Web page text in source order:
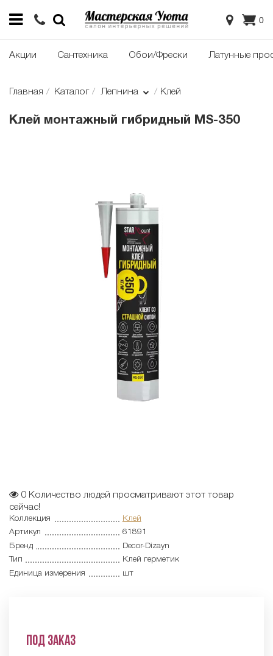
0
Акции Сантехника Обои/Фрески Латунные
Главная Каталог Лепнина Клей
Клей монтажный гибридный MS-350
0 Количество людей просматривают этот товар
сейчас!
Коллекция
Клей
Артикул
61891
Бренд
Decor-Dizayn
Тип
Клей герметик
Единица измерения
шт
Под заказ